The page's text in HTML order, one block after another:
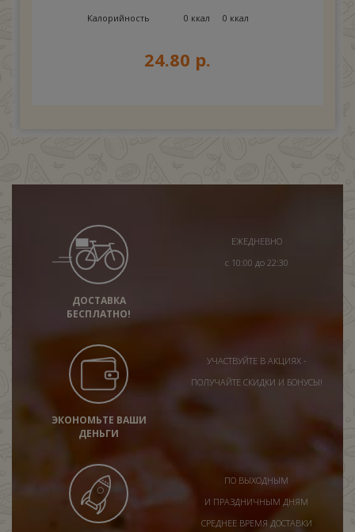
Калорийность 0 ккал 0 ккал
24.80 р.
ДОСТАВКА
БЕСПЛАТНО!
ЕЖЕДНЕВНО
с 10:00 до 22:30
ЭКОНОМЬТЕ ВАШИ
ДЕНЬГИ
УЧАСТВУЙТЕ В АКЦИЯХ -
ПОЛУЧАЙТЕ СКИДКИ И БОНУСЫ!
ПО ВЫХОДНЫМ
И ПРАЗДНИЧНЫМ ДНЯМ
СРЕДНЕЕ ВРЕМЯ ДОСТАВКИ